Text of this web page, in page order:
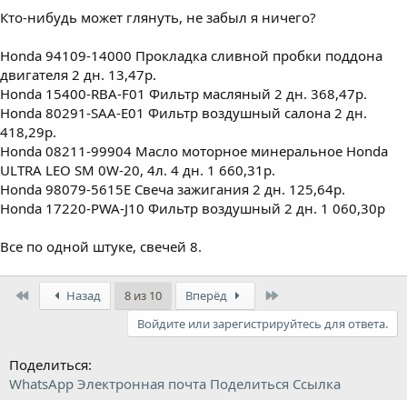
Кто-нибудь может глянуть, не забыл я ничего?
Honda 94109-14000 Прокладка сливной пробки поддона
двигателя 2 дн. 13,47р.
Honda 15400-RBA-F01 Фильтр масляный 2 дн. 368,47р.
Honda 80291-SAA-E01 Фильтр воздушный салона 2 дн.
418,29р.
Honda 08211-99904 Масло моторное минеральное Honda
ULTRA LEO SM 0W-20, 4л. 4 дн. 1 660,31р.
Honda 98079-5615E Свеча зажигания 2 дн. 125,64р.
Honda 17220-PWA-J10 Фильтр воздушный 2 дн. 1 060,30р
Все по одной штуке, свечей 8.
Назад 8 из 10 Вперёд
Войдите или зарегистрируйтесь для ответа.
Поделиться:
WhatsApp Электронная почта Поделиться Ссылка